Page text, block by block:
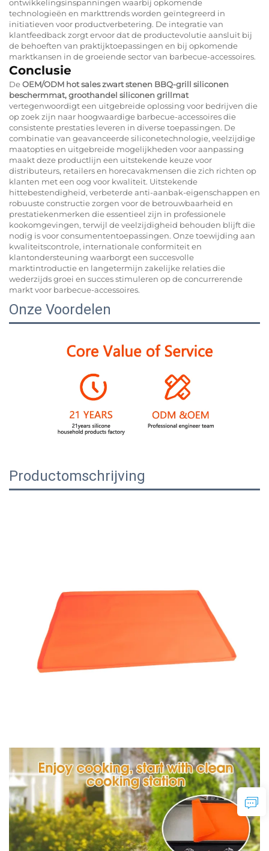
ontwikkelingsinspanningen waarbij opkomende
technologieën en markttrends worden geïntegreerd in
initiatieven voor productverbetering. De integratie van
klantfeedback zorgt ervoor dat de productevolutie aansluit bij
de behoeften van praktijktoepassingen en bij opkomende
marktkansen in de groeiende sector van barbecue-accessoires.
Conclusie
DeOEM/ODM hot sales zwart stenen BBQ-grill siliconen
beschermmat, groothandel siliconen grillmat
vertegenwoordigt een uitgebreide oplossing voor bedrijven die
op zoek zijn naar hoogwaardige barbecue-accessoires die
consistente prestaties leveren in diverse toepassingen. De
combinatie van geavanceerde siliconetechnologie, veelzijdige
maatopties en uitgebreide mogelijkheden voor aanpassing
maakt deze productlijn een uitstekende keuze voor
distributeurs, retailers en horecavakmensen die zich richten op
klanten met een oog voor kwaliteit. Uitstekende
hittebestendigheid, verbeterde anti-aanbak-eigenschappen en
robuuste constructie zorgen voor de betrouwbaarheid en
prestatiekenmerken die essentieel zijn in professionele
kookomgevingen, terwijl de veelzijdigheid behouden blijft die
nodig is voor consumententoepassingen. Onze toewijding aan
kwaliteitscontrole, internationale conformiteit en
klantondersteuning waarborgt een succesvolle
marktintroductie en langetermijn zakelijke relaties die
wederzijds groei en succes stimuleren op de concurrerende
markt voor barbecue-accessoires.
Onze Voordelen
Productomschrijving